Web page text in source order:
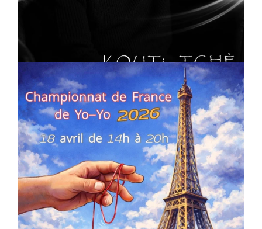
CULTURE
Artiste W2R : Jean Luc ALGER
On
COMPÉTITIONS CULTURE EN FAMILLE JEUNESSE & SPORTS